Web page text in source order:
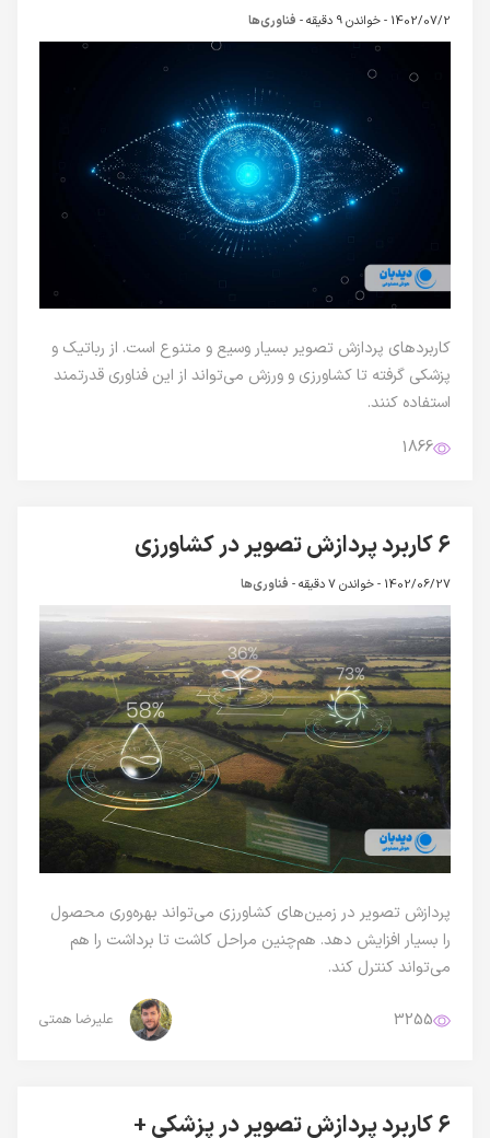
1402/07/2 - خواندن 9 دقیقه - فناوری‌ها
کاربردهای پردازش تصویر بسیار وسیع و متنوع است. از رباتیک و
پزشکی گرفته تا کشاورزی و ورزش می‌تواند از این فناوری قدرتمند
استفاده کنند.
1866
۶ کاربرد پردازش تصویر در کشاورزی
1402/06/27 - خواندن 7 دقیقه - فناوری‌ها
پردازش تصویر در زمین‌های کشاورزی می‌تواند بهره‌وری محصول
را بسیار افزایش دهد. هم‌چنین مراحل کاشت تا برداشت را هم
می‌تواند کنترل کند.
3255 علیرضا همتی
۶ کاربرد پردازش تصویر در پزشکی +